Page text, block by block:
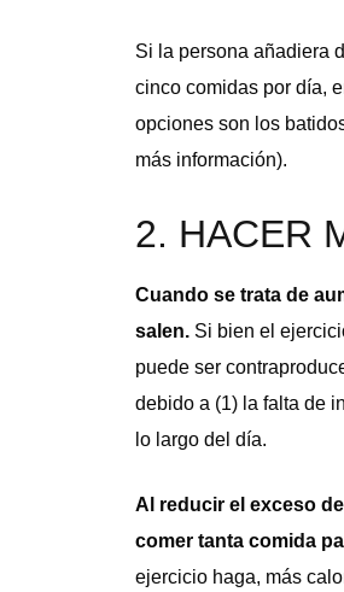
Si la persona añadiera
cinco comidas por día,
opciones son los
más información).
2. HACER
Cuando se trata de
salen. Si bien el
puede ser
debido a (1) la falta de
lo largo del día.
Al reducir el exceso
comer tanta comida
ejercicio haga, más